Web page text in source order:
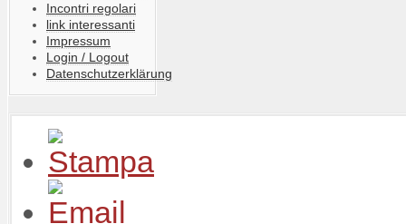
Incontri regolari
link interessanti
Impressum
Login / Logout
Datenschutzerklärung